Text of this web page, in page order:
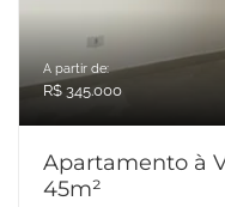
A partir de:
R$ 345.000
Apartamento à
45m²